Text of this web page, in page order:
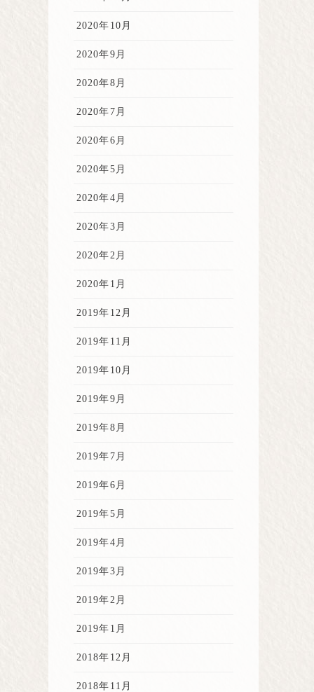
2020年10月
2020年9月
2020年8月
2020年7月
2020年6月
2020年5月
2020年4月
2020年3月
2020年2月
2020年1月
2019年12月
2019年11月
2019年10月
2019年9月
2019年8月
2019年7月
2019年6月
2019年5月
2019年4月
2019年3月
2019年2月
2019年1月
2018年12月
2018年11月